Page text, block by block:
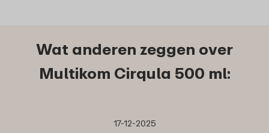
Wat anderen zeggen over
Multikom Cirqula 500 ml:
17-12-2025